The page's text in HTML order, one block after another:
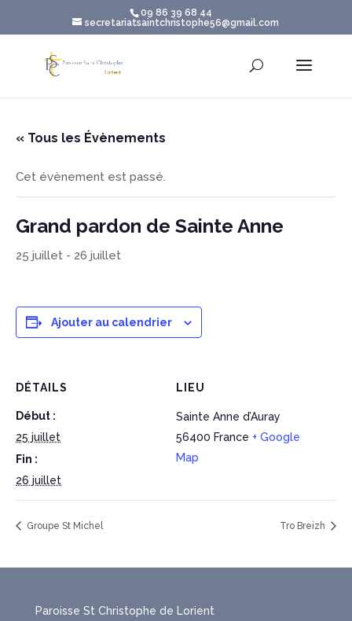
09 86 39 68 44
secretariatsaintchristophe56@gmail.com
« Tous les Évènements
Cet évènement est passé.
Grand pardon de Sainte Anne
25 juillet - 26 juillet
Ajouter au calendrier
DÉTAILS
Début :
25 juillet
Fin :
26 juillet
LIEU
Sainte Anne d’Auray
56400 France + Google
Map
Groupe St Michel Tro Breizh
Paroisse St Christophe de Lorient